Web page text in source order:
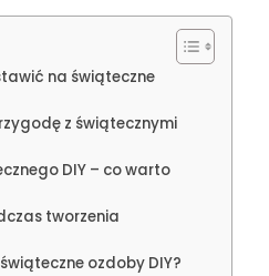
na świąteczne
z świątecznymi
DIY – co warto
tworzenia
ozdoby DIY?